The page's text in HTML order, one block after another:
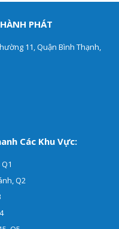
PHÁT
11, Quận Bình Thạnh,
Các Khu Vực:
Q2